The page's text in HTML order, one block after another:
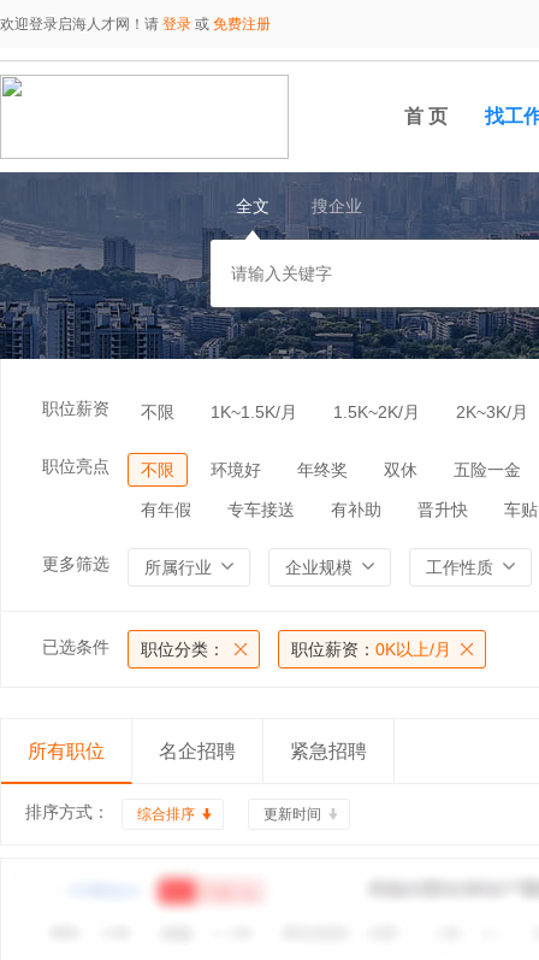
欢迎登录启海人才网！请 登录 或 免费注册
首 页 找工
全文 搜企业
职位薪资 不限 1K~1.5K/月 1.5K~2K/月 2K~3K/月
职位亮点 不限 环境好 年终奖 双休 五险一金
有年假 专车接送 有补助 晋升快 车贴
更多筛选 所属行业 企业规模 工作性质
已选条件 职位分类： 职位薪资： 0K以上/月
所有职位 名企招聘 紧急招聘
排序方式： 综合排序 更新时间